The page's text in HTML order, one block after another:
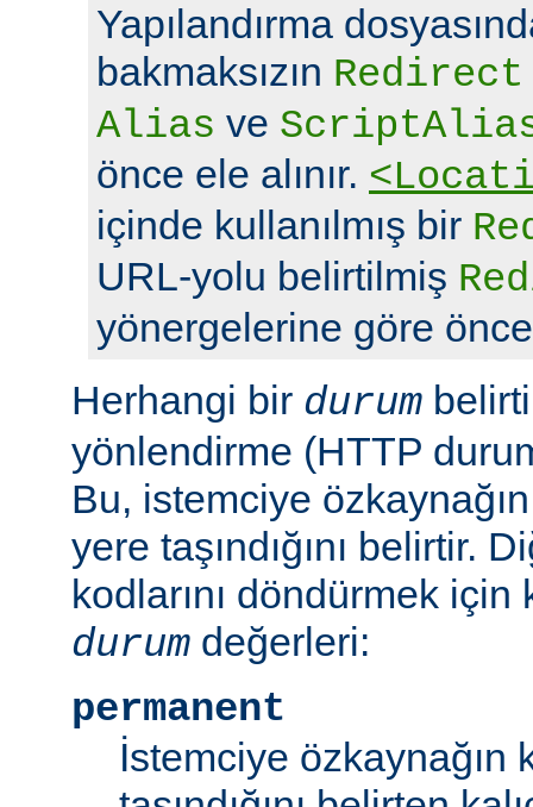
Yapılandırma
bakmaksızın Redirect
Alias ve
önce ele alınır.
içinde kullanılmış bir
URL-yolu belirtilmiş
yönergelerine göre
Herhangi bir durum
yönlendirme (HTTP
Bu, istemciye
yere taşındığını belirtir.
kodlarını döndürmek için
durum değerleri:
permanent
İstemciye özkaynağın